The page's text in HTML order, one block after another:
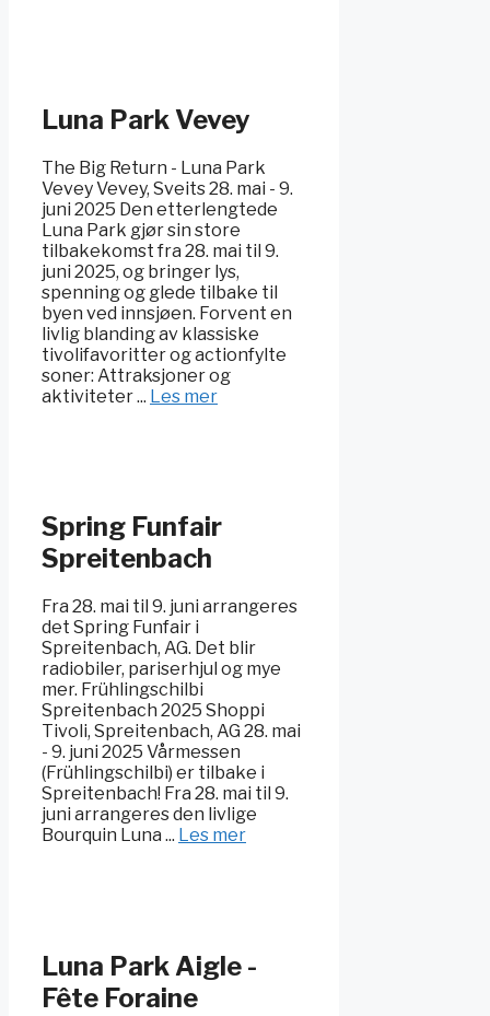
Luna Park Vevey
The Big Return - Luna Park
Vevey Vevey, Sveits 28. mai - 9.
juni 2025 Den etterlengtede
Luna Park gjør sin store
tilbakekomst fra 28. mai til 9.
juni 2025, og bringer lys,
spenning og glede tilbake til
byen ved innsjøen. Forvent en
livlig blanding av klassiske
tivolifavoritter og actionfylte
soner: Attraksjoner og
aktiviteter ... Les mer
Spring Funfair
Spreitenbach
Fra 28. mai til 9. juni arrangeres
det Spring Funfair i
Spreitenbach, AG. Det blir
radiobiler, pariserhjul og mye
mer. Frühlingschilbi
Spreitenbach 2025 Shoppi
Tivoli, Spreitenbach, AG 28. mai
- 9. juni 2025 Vårmessen
(Frühlingschilbi) er tilbake i
Spreitenbach! Fra 28. mai til 9.
juni arrangeres den livlige
Bourquin Luna ... Les mer
Luna Park Aigle -
Fête Foraine